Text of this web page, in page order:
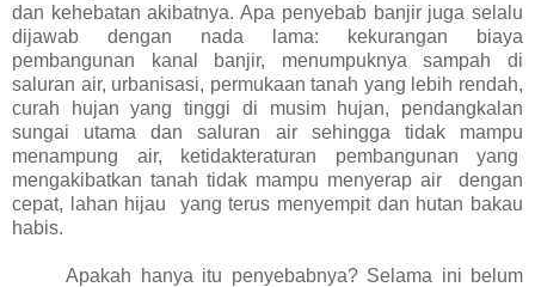
dan kehebatan akibatnya. Apa penyebab banjir juga selalu
dijawab dengan nada lama: kekurangan biaya
pembangunan kanal banjir, menumpuknya sampah di
saluran air, urbanisasi, permukaan tanah yang lebih rendah,
curah hujan yang tinggi di musim hujan, pendangkalan
sungai utama dan saluran air sehingga tidak mampu
menampung air, ketidakteraturan pembangunan yang
mengakibatkan tanah tidak mampu menyerap air dengan
cepat, lahan hijau yang terus menyempit dan hutan bakau
habis.
Apakah hanya itu penyebabnya? Selama ini belum